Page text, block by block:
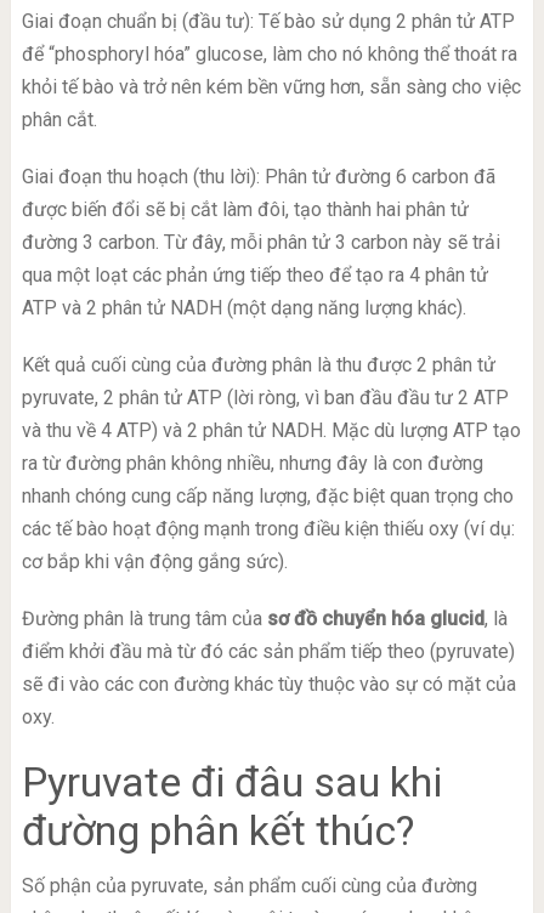
Giai đoạn chuẩn bị (đầu tư): Tế bào sử dụng 2 phân tử ATP
để “phosphoryl hóa” glucose, làm cho nó không thể thoát ra
khỏi tế bào và trở nên kém bền vững hơn, sẵn sàng cho việc
phân cắt.
Giai đoạn thu hoạch (thu lời): Phân tử đường 6 carbon đã
được biến đổi sẽ bị cắt làm đôi, tạo thành hai phân tử
đường 3 carbon. Từ đây, mỗi phân tử 3 carbon này sẽ trải
qua một loạt các phản ứng tiếp theo để tạo ra 4 phân tử
ATP và 2 phân tử NADH (một dạng năng lượng khác).
Kết quả cuối cùng của đường phân là thu được 2 phân tử
pyruvate, 2 phân tử ATP (lời ròng, vì ban đầu đầu tư 2 ATP
và thu về 4 ATP) và 2 phân tử NADH. Mặc dù lượng ATP tạo
ra từ đường phân không nhiều, nhưng đây là con đường
nhanh chóng cung cấp năng lượng, đặc biệt quan trọng cho
các tế bào hoạt động mạnh trong điều kiện thiếu oxy (ví dụ:
cơ bắp khi vận động gắng sức).
Đường phân là trung tâm của sơ đồ chuyển hóa glucid, là
điểm khởi đầu mà từ đó các sản phẩm tiếp theo (pyruvate)
sẽ đi vào các con đường khác tùy thuộc vào sự có mặt của
oxy.
Pyruvate đi đâu sau khi
đường phân kết thúc?
Số phận của pyruvate, sản phẩm cuối cùng của đường